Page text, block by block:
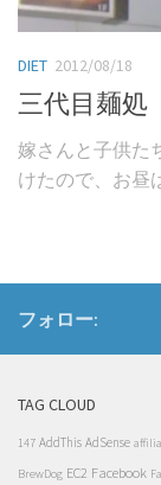
DIET 2012/08/18
三代目麺
嫁さんと子供た
けたので、お昼
フォロー:
TAG CLOUD
147 AddThis AdSense
BrewDog EC2 Facebook